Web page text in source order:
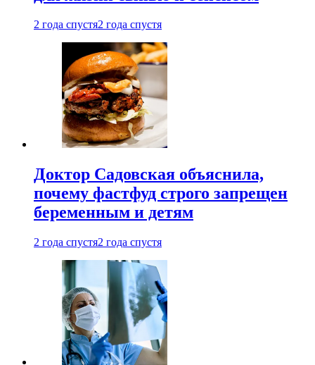
2 года спустя2 года спустя
Доктор Садовская объяснила,
почему фастфуд строго запрещен
беременным и детям
2 года спустя2 года спустя